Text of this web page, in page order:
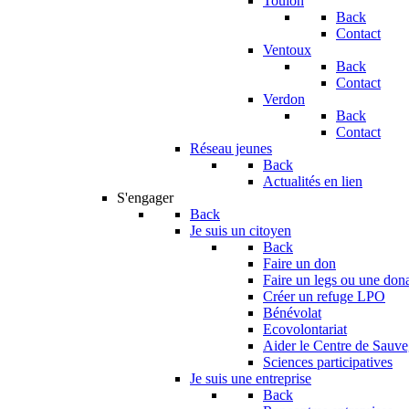
Back
Contact
Ventoux
Back
Contact
Verdon
Back
Contact
Réseau jeunes
Back
Actualités en lien
S'engager
Back
Je suis un citoyen
Back
Faire un don
Faire un legs ou une
Créer un refuge LPO
Bénévolat
Ecovolontariat
Aider le Centre de
Sciences participatives
Je suis une entreprise
Back